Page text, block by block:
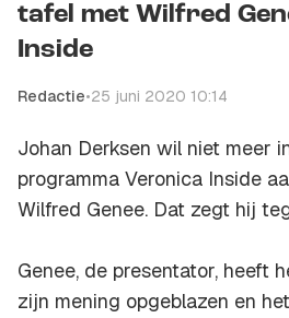
tafel met Wilfred
Inside
Redactie•25 juni 2020 10:14
Johan Derksen wil niet meer
programma Veronica Inside
Wilfred Genee. Dat zegt hij
Genee, de presentator, heeft
zijn mening opgeblazen en